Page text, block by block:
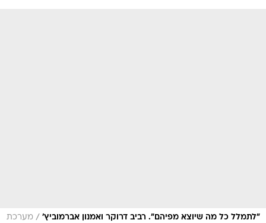
"לתמלל כל מה שיוצא מפיהם". רביב דרוקר ואמנון אברמוביץ' / מערכת